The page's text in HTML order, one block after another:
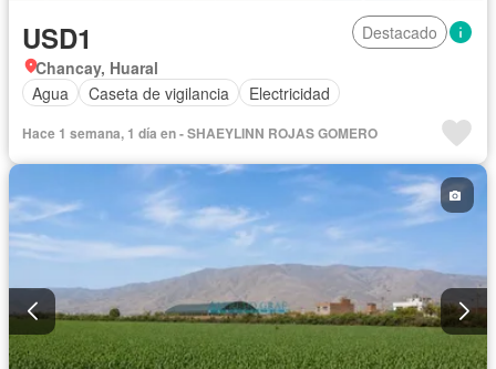
USD1
Destacado
Chancay, Huaral
Agua
Caseta de vigilancia Electricidad
Hace 1 semana, 1 día en - SHAEYLINN ROJAS GOMERO